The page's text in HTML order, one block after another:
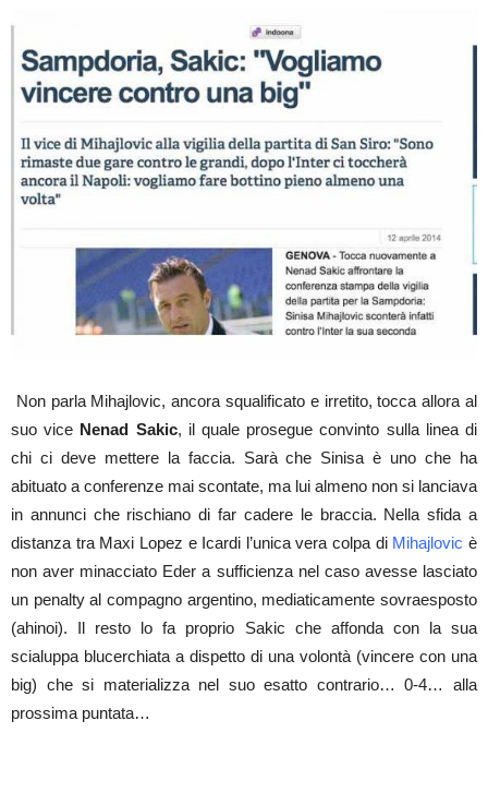
Non parla Mihajlovic, ancora squalificato e irretito, tocca allora al
suo vice Nenad Sakic, il quale prosegue convinto sulla linea di
chi ci deve mettere la faccia. Sarà che Sinisa è uno che ha
abituato a conferenze mai scontate, ma lui almeno non si lanciava
in annunci che rischiano di far cadere le braccia. Nella sfida a
distanza tra Maxi Lopez e Icardi l’unica vera colpa di Mihajlovicè
non aver minacciato Eder a sufficienza nel caso avesse lasciato
un penalty al compagno argentino, mediaticamente sovraesposto
(ahinoi). Il resto lo fa proprio Sakic che affonda con la sua
scialuppa blucerchiata a dispetto di una volontà (vincere con una
big) che si materializza nel suo esatto contrario… 0-4… alla
prossima puntata…